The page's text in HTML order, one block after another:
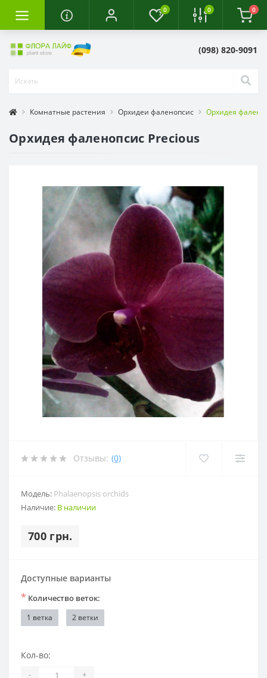
0 0 0
(098) 820-9091
Комнатные растения Орхидеи фаленопсис Орхидея
Орхидея фаленопсис Precious
Отзывы: (0)
Модель: Phalaenopsis orchids
Наличие: В наличии
700 грн.
Доступные варианты
* Количество веток:
1 ветка 2 ветки
Кол-во:
- +